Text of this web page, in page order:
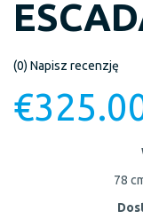
(0)Napisz recenzję
€
78